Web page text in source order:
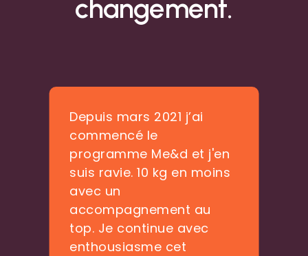
changement.
Depuis mars 2021 j’ai
commencé le
programme Me&d et j'en
suis ravie. 10 kg en moins
avec un
accompagnement au
top. Je continue avec
enthousiasme cet